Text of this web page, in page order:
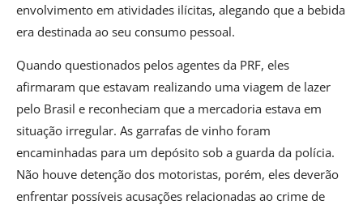
envolvimento em atividades ilícitas, alegando que a bebida
era destinada ao seu consumo pessoal.
Quando questionados pelos agentes da PRF, eles
afirmaram que estavam realizando uma viagem de lazer
pelo Brasil e reconheciam que a mercadoria estava em
situação irregular. As garrafas de vinho foram
encaminhadas para um depósito sob a guarda da polícia.
Não houve detenção dos motoristas, porém, eles deverão
enfrentar possíveis acusações relacionadas ao crime de